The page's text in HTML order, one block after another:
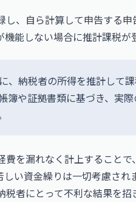
、自ら計算して申告する
能しない場合に推計課税が
、納税者の所得を推計して
簿や証拠書類に基づき、実
を漏れなく計上すること
い資金繰りは一切考慮され
者にとって不利な結果を招